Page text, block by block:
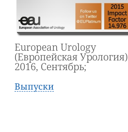
European Urology
(Европейская Урология)
2016, Cентябрь;
Выпуски